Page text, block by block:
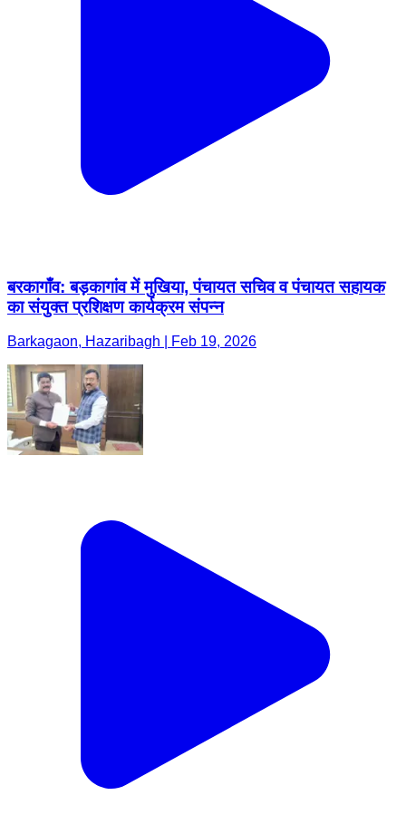
बरकागाँव: बड़कागांव में मुखिया, पंचायत सचिव व पंचायत सहायक
का संयुक्त प्रशिक्षण कार्यक्रम संपन्न
Barkagaon, Hazaribagh | Feb 19, 2026